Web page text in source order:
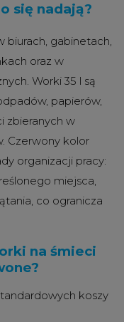
się nadają?
biurach, gabinetach,
oraz w
Worki 35 l są
papierów,
zbieranych w
Czerwony kolor
organizacji pracy:
miejsca,
co ogranicza
na śmieci
koszy